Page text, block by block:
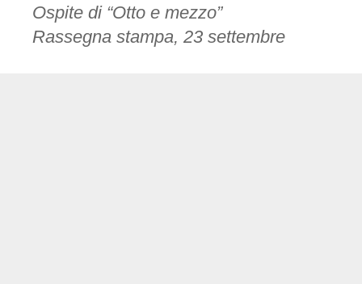
Ospite di “Otto e mezzo”
Rassegna stampa, 23 settembre